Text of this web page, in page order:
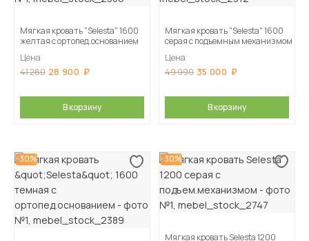
Мягкая кровать "Selesta" 1600
желтая с ортопед.основанием
Цена
41 280 28 900
В корзину
Мягкая кровать "Selesta" 1600
серая с подъемным механизмом
Цена
49 990 35 000
В корзину
-30% -30%
Мягкая кровать Selesta 1200